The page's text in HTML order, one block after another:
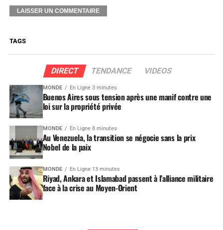
TAGS
DIRECT TENDANCE VIDEOS
MONDE En Ligne 3 minutes
Buenos Aires sous tension après une manif contre une
loi sur la propriété privée
MONDE En Ligne 8 minutes
Au Venezuela, la transition se négocie sans la prix
Nobel de la paix
MONDE En Ligne 13 minutes
Riyad, Ankara et Islamabad passent à l’alliance militaire
face à la crise au Moyen-Orient